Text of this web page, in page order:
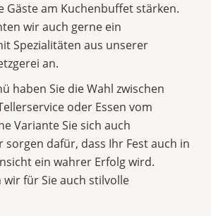
Gäste am Kuchenbuffet stärken.
wir auch gerne ein
Spezialitäten aus unserer
an.
haben Sie die Wahl zwischen
oder Essen vom
Variante Sie sich auch
sorgen dafür, dass Ihr Fest auch in
ein wahrer Erfolg wird.
wir für Sie auch stilvolle